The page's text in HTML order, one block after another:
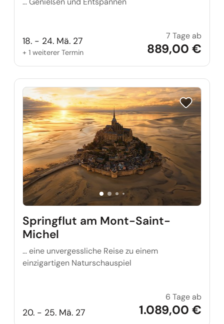
18. - 24. Mä. 27
+ 1 weiterer Termin
7 Tage ab
889,00 €
Reise auf
Springflut am Mont-Saint-
Michel
… eine unvergessliche Reise zu einem
einzigartigen Naturschauspiel
20. - 25. Mä. 27
6 Tage ab
1.089,00 €